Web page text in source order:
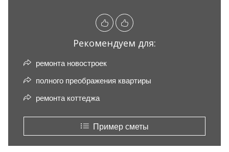
Рекомендуем для:
ремонта новостроек
полного преображения квартиры
ремонта коттеджа
Пример сметы